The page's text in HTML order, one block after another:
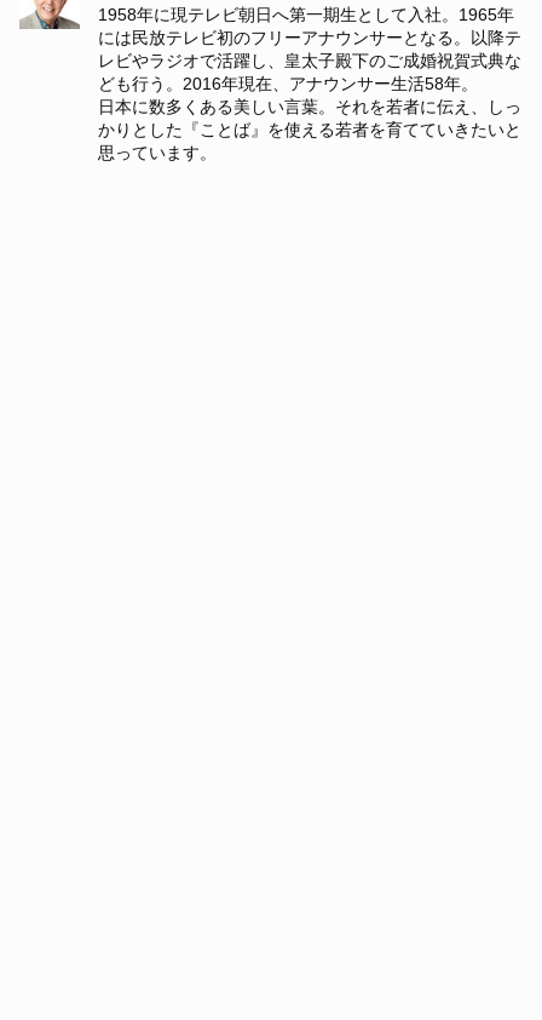
1958年に現テレビ朝日へ第一期生として入社。1965年
には民放テレビ初のフリーアナウンサーとなる。以降テ
レビやラジオで活躍し、皇太子殿下のご成婚祝賀式典な
ども行う。2016年現在、アナウンサー生活58年。
日本に数多くある美しい言葉。それを若者に伝え、しっ
かりとした『ことば』を使える若者を育てていきたいと
思っています。